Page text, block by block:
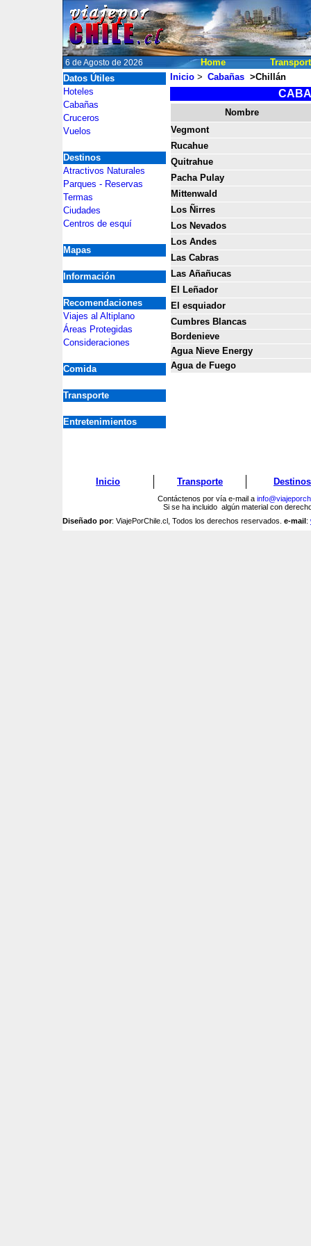
6 de Agosto de 2026 Home
Datos Útiles
Hoteles
Cabañas
Cruceros
Vuelos
Destinos
Atractivos Naturales
Parques - Reservas
Termas
Ciudades
Centros de esquí
Mapas
Información
Recomendaciones
Viajes al Altiplano
Áreas Protegidas
Consideraciones
Comida
Transporte
Entretenimientos
Inicio > Cabañas >Chillán
Nombre
Vegmont
Rucahue
Quitrahue
Pacha Pulay
Mittenwald
Los Ñirres
Los Nevados
Los Andes
Las Cabras
Las Añañucas
El Leñador
El esquiador
Cumbres Blancas
Bordenieve
Agua Nieve Energy
Agua de Fuego
Inicio Transporte Destinos
Contáctenos por vía e-mail a
Si se ha incluido algún material con
Diseñado por: ViajePorChile.cl, Todos los derechos reservados. e-mail: